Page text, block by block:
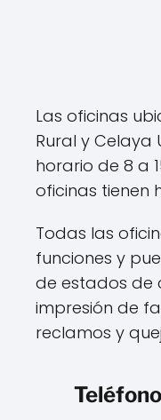
Las oficinas
Rural y Celaya
horario de 8 a
oficinas tienen
Todas las
funciones y
de estados de
impresión de
reclamos y